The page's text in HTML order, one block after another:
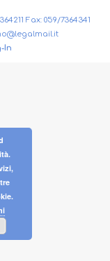
Fax: 059/7364341
In